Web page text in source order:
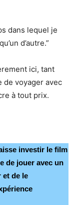
dans lequel je
d’autre.”
ici, tant
de voyager avec
à tout prix.
investir le film
de jouer avec un
et de le